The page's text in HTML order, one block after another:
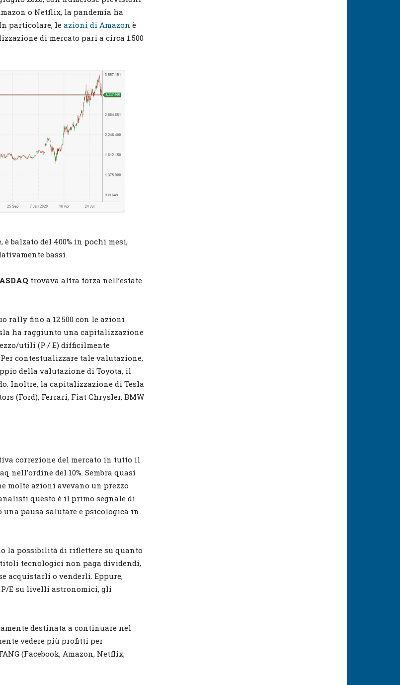
o Netflix, la pandemia ha
particolare, leazioni di Amazon è
di mercato pari a circa 1.500
balzato del 400% in pochi mesi,
bassi.
trovava altra forza nell’estate
rally fino a 12.500 con le azioni
ha raggiunto una capitalizzazione
utili (P / E) difficilmente
contestualizzare tale valutazione,
della valutazione di Toyota, il
Inoltre, la capitalizzazione di Tesla
(Ford), Ferrari, Fiat Chrysler, BMW
correzione del mercato in tutto il
nell’ordine del 10%. Sembra quasi
molte azioni avevano un prezzo
questo è il primo segnale di
una pausa salutare e psicologica in
la possibilità di riflettere su quanto
tecnologici non paga dividendi,
acquistarli o venderli. Eppure,
E su livelli astronomici, gli
destinata a continuare nel
vedere più profitti per
(Facebook, Amazon, Netflix,